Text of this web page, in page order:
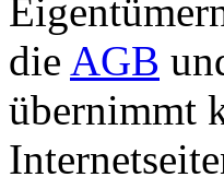
die AGB
übernimmt